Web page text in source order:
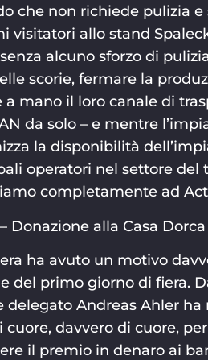
che non richiede pulizia e
visitatori allo stand
alcuno sforzo di
scorie, fermare la
mano il loro canale di
da solo – e mentre
la disponibilità
operatori nel settore
completamente ad
Donazione alla Casa Dorca
ha avuto un motivo
del primo giorno di fiera.
Andreas Ahler ha
cuore, davvero di cuore,
il premio in denaro ai